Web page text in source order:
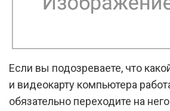
Если вы подозреваете, что
и видеокарту компьютера
обязательно переходите на